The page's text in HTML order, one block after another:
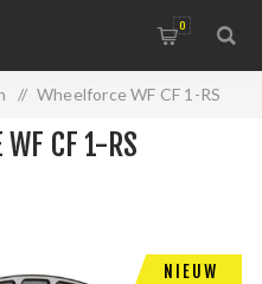
0
/ Wheelforce WF CF 1-RS
NIEUW
WF CF 1-RS